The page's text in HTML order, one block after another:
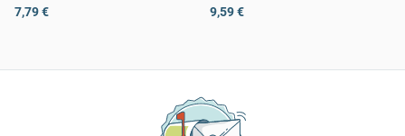
7,79 €
9,59 €